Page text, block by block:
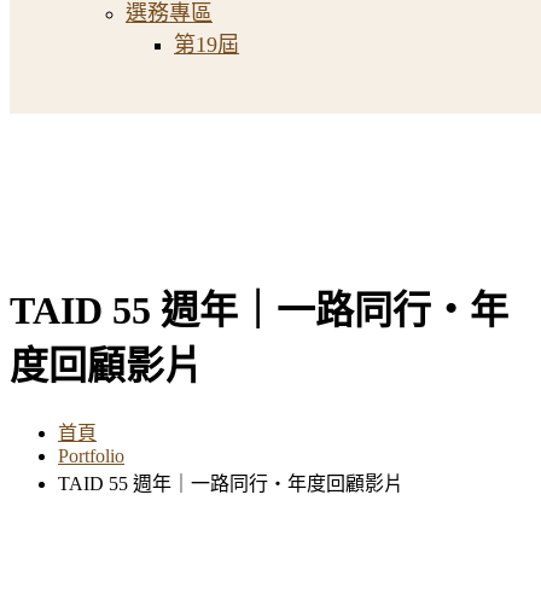
選務專區
第19屆
TAID 55 週年｜一路同行・年
度回顧影片
首頁
Portfolio
TAID 55 週年｜一路同行・年度回顧影片